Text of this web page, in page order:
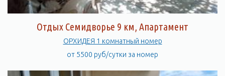
Отдых Семидворье 9 км, Апартамент
ОРХИДЕЯ 1 комнатный номер
от 5500 руб/сутки за номер